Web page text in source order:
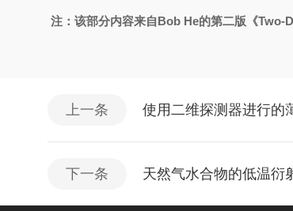
注：该部分内容来自Bob He的第二版《Two-
上一条 使用二维探测器进行的
下一条 天然气水合物的低温衍